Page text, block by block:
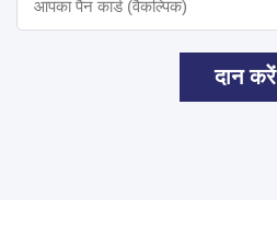
दान करें